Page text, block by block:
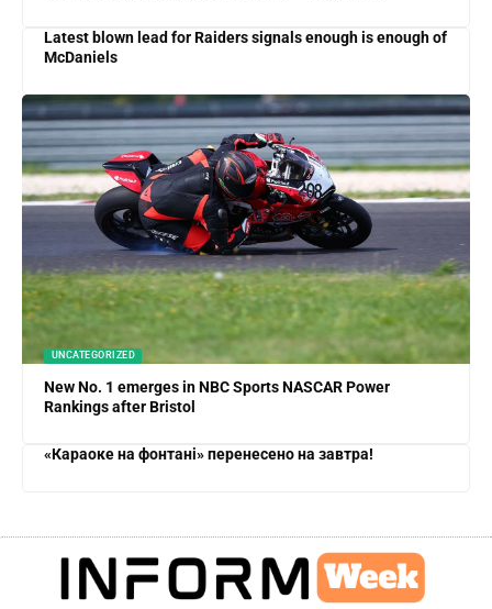
Latest blown lead for Raiders signals enough is enough of
McDaniels
UNCATEGORIZED
New No. 1 emerges in NBC Sports NASCAR Power
Rankings after Bristol
«Караоке на фонтані» перенесено на завтра!